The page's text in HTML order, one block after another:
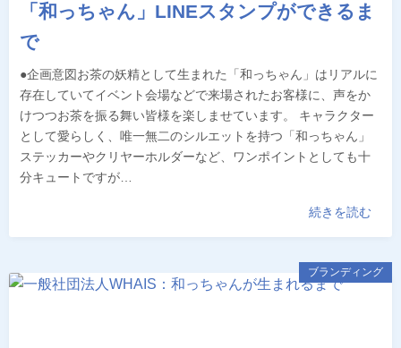
「和っちゃん」LINEスタンプができるま
で
●企画意図お茶の妖精として生まれた「和っちゃん」はリアルに
存在していてイベント会場などで来場されたお客様に、声をか
けつつお茶を振る舞い皆様を楽しませています。 キャラクター
として愛らしく、唯一無二のシルエットを持つ「和っちゃん」
ステッカーやクリヤーホルダーなど、ワンポイントとしても十
分キュートですが…
続きを読む
ブランディング